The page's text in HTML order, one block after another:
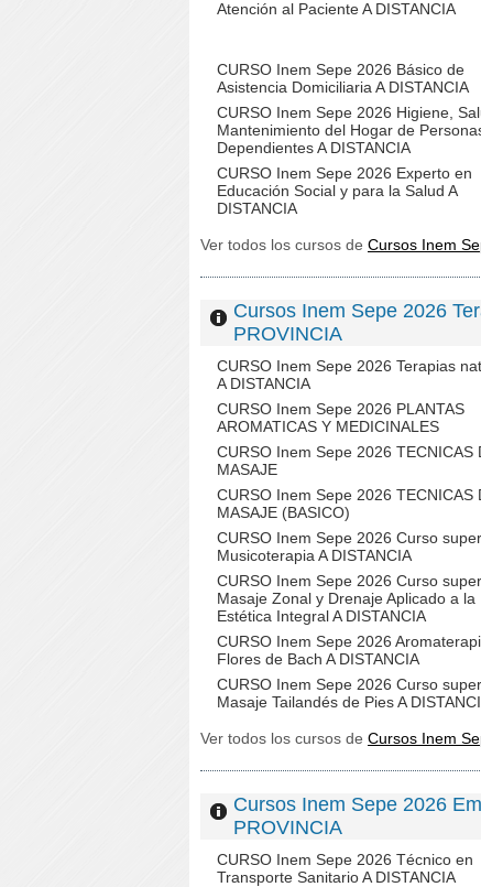
Atención al Paciente A DISTANCIA
CURSO Inem Sepe 2026 Básico de
Asistencia Domiciliaria A DISTANCIA
CURSO Inem Sepe 2026 Higiene,
Mantenimiento del Hogar de
Dependientes A DISTANCIA
CURSO Inem Sepe 2026 Experto en
Educación Social y para la Salud A
DISTANCIA
Ver todos los cursos de Cursos Inem
Cursos Inem Sepe 2026
PROVINCIA
CURSO Inem Sepe 2026 Terapias
A DISTANCIA
CURSO Inem Sepe 2026 PLANTAS
AROMATICAS Y MEDICINALES
CURSO Inem Sepe 2026 TECNICAS
MASAJE
CURSO Inem Sepe 2026 TECNICAS
MASAJE (BASICO)
CURSO Inem Sepe 2026 Curso
Musicoterapia A DISTANCIA
CURSO Inem Sepe 2026 Curso
Masaje Zonal y Drenaje Aplicado a la
Estética Integral A DISTANCIA
CURSO Inem Sepe 2026
Flores de Bach A DISTANCIA
CURSO Inem Sepe 2026 Curso
Masaje Tailandés de Pies A
Ver todos los cursos de Cursos Inem
Cursos Inem Sepe 2026
PROVINCIA
CURSO Inem Sepe 2026 Técnico en
Transporte Sanitario A DISTANCIA